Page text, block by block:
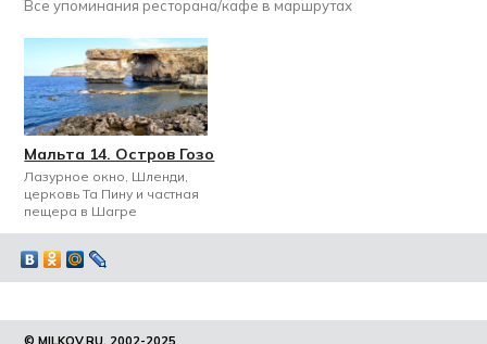
Все упоминания ресторана/кафе в маршрутах
Мальта 14. Остров Гозо
Лазурное окно, Шленди,
церковь Та Пину и частная
пещера в Шагре